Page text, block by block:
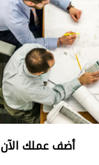
أضف عملك الآن